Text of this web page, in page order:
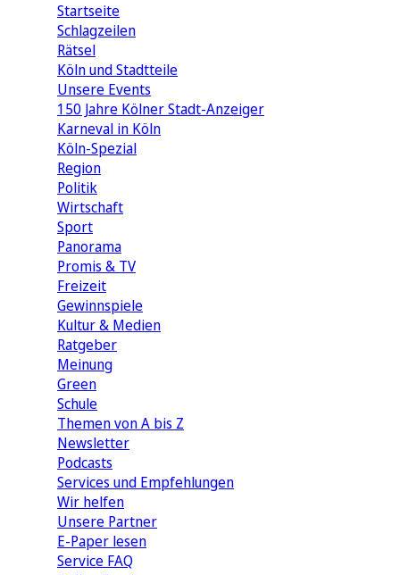
Startseite
Schlagzeilen
Rätsel
Köln und Stadtteile
Unsere Events
150 Jahre Kölner Stadt-Anzeiger
Karneval in Köln
Köln-Spezial
Region
Politik
Wirtschaft
Sport
Panorama
Promis & TV
Freizeit
Gewinnspiele
Kultur & Medien
Ratgeber
Meinung
Green
Schule
Themen von A bis Z
Newsletter
Podcasts
Services und Empfehlungen
Wir helfen
Unsere Partner
E-Paper lesen
Service FAQ